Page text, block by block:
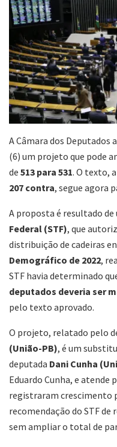
A Câmara dos
(6) um projeto que pode
de 513 para 531. O texto,
207 contra, segue agora
A proposta é resultado de
Federal (STF), que
distribuição de cadeiras
Demográfico de 2022,
STF havia determinado
deputados deveria ser
pelo texto aprovado.
O projeto, relatado pelo
(União-PB), é um
deputada Dani Cunha
Eduardo Cunha, e atende
registraram crescimento
recomendação do STF de
sem ampliar o total de